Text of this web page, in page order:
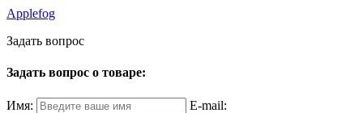
Applefog
Задать вопрос
Задать вопрос о товаре:
Имя:
E-mail: